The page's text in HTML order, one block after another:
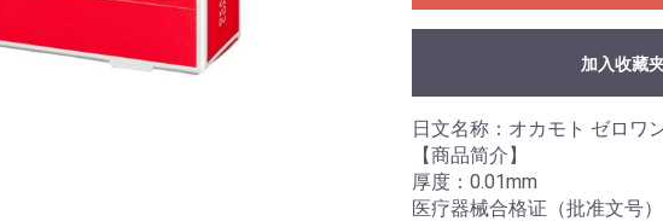
加入收藏
日文名称：オカモト ゼロワ
【商品简介】
厚度：0.01mm
医疗器械合格证（批准文号